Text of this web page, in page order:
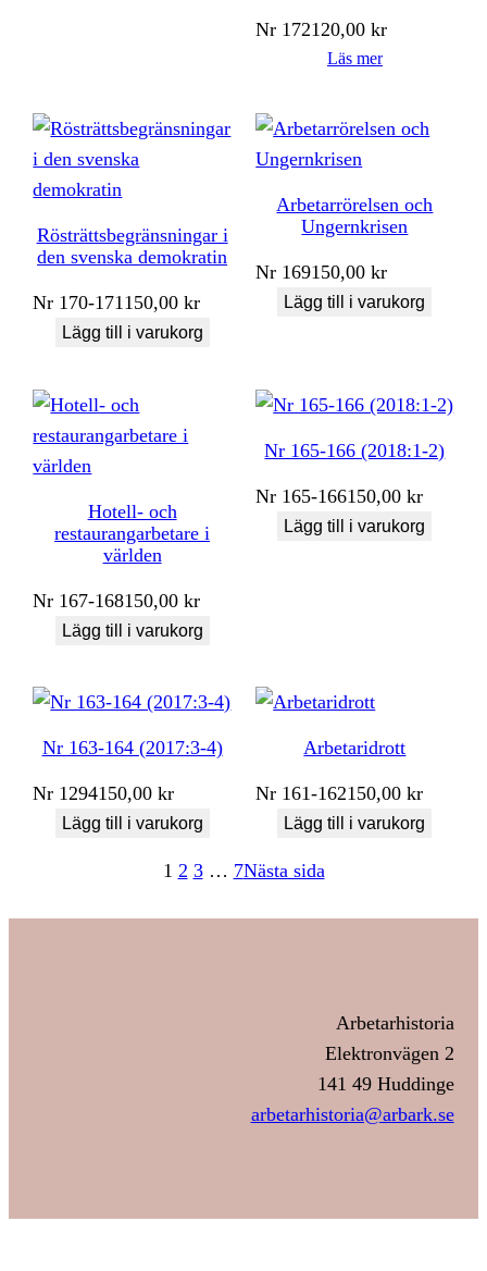
Nr 172120,00kr
Läs mer
Rösträttsbegränsningar i
den svenska demokratin
Nr 170-171150,00kr
Lägg till i varukorg
Arbetarrörelsen och
Ungernkrisen
Nr 169150,00kr
Lägg till i varukorg
Hotell- och
restaurangarbetare i
världen
Nr 167-168150,00kr
Lägg till i varukorg
Nr 165-166 (2018:1-2)
Nr 165-166150,00kr
Lägg till i varukorg
Nr 163-164 (2017:3-4)
Nr 1294150,00kr
Lägg till i varukorg
Arbetaridrott
Nr 161-162150,00kr
Lägg till i varukorg
1 2 3 … 7Nästa sida
Arbetarhistoria
Elektronvägen 2
141 49 Huddinge
arbetarhistoria@arbark.se